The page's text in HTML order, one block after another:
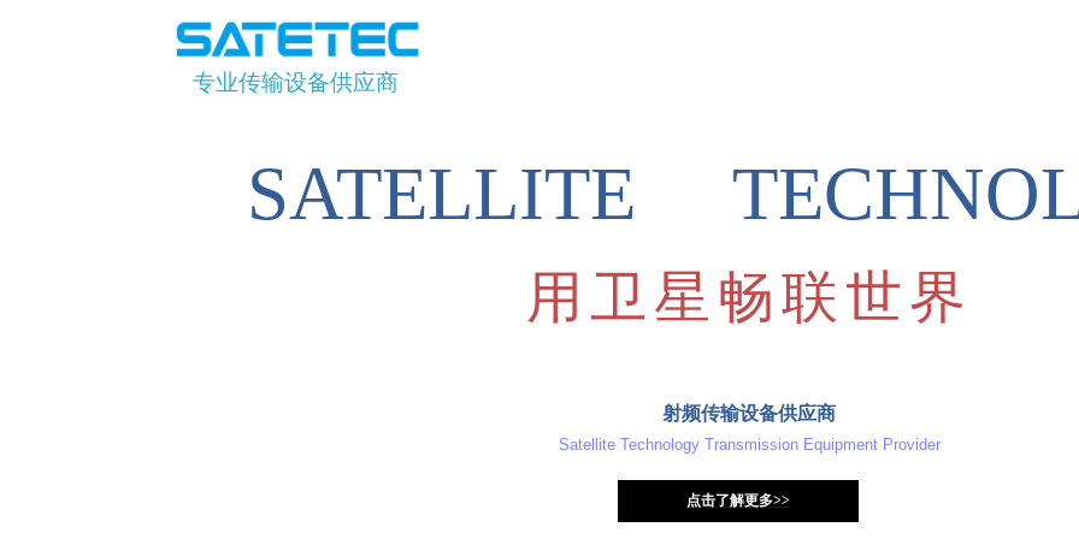
专业传输设备供应商
Satellite Technology Transmission Equipment Provider
射频传输设备供应商
点击了解更多>>
用卫星畅联世界
SATELLITE